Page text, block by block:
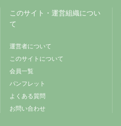
このサイト・運営組織につい
て
運営者について
このサイトについて
会員一覧
パンフレット
よくある質問
お問い合わせ